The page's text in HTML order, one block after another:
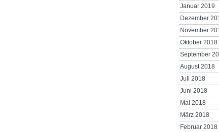
Januar 2019
Dezember
November
Oktober 2018
September
August 2018
Juli 2018
Juni 2018
Mai 2018
März 2018
Februar 2018